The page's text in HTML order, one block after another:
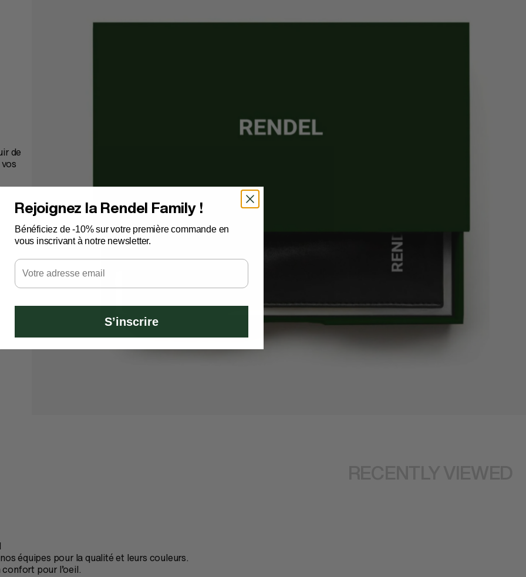
de
équipes pour la qualité et leurs couleurs.
pour l’oeil.
Rejoignez la Rendel Family !
Bénéficiez de -10% sur votre première commande en
vous inscrivant à notre newsletter.
Email
S’inscrire